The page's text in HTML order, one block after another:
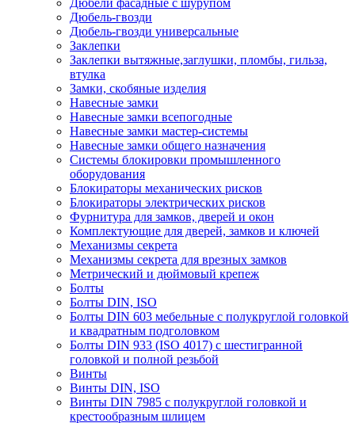
Дюбели фасадные с шурупом
Дюбель-гвозди
Дюбель-гвозди универсальные
Заклепки
Заклепки вытяжные,заглушки, пломбы, гильза,
втулка
Замки, скобяные изделия
Навесные замки
Навесные замки всепогодные
Навесные замки мастер-системы
Навесные замки общего назначения
Системы блокировки промышленного
оборудования
Блокираторы механических рисков
Блокираторы электрических рисков
Фурнитура для замков, дверей и окон
Комплектующие для дверей, замков и ключей
Механизмы секрета
Механизмы секрета для врезных замков
Метрический и дюймовый крепеж
Болты
Болты DIN, ISO
Болты DIN 603 мебельные с полукруглой головкой
и квадратным подголовком
Болты DIN 933 (ISO 4017) с шестигранной
головкой и полной резьбой
Винты
Винты DIN, ISO
Винты DIN 7985 с полукруглой головкой и
крестообразным шлицем